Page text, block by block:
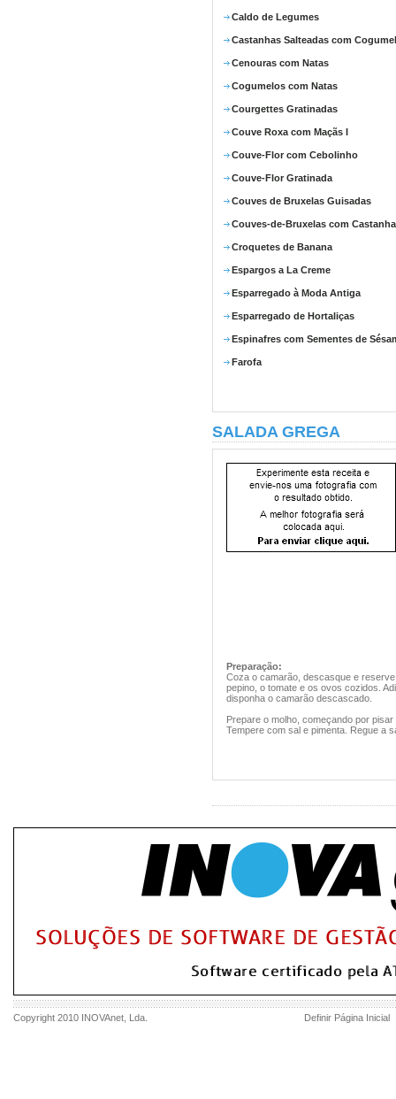
Caldo de Legumes
Castanhas Salteadas com
Cenouras com Natas
Cogumelos com Natas
Courgettes Gratinadas
Couve Roxa com Maçãs I
Couve-Flor com Cebolinho
Couve-Flor Gratinada
Couves de Bruxelas Guisadas
Couves-de-Bruxelas com
Croquetes de Banana
Espargos a La Creme
Esparregado à Moda Antiga
Esparregado de Hortaliças
Espinafres com Sementes de
Farofa
SALADA GREGA
Preparação:
Coza o camarão, descasque e
pepino, o tomate e os ovos cozidos.
disponha o camarão descascado.
Prepare o molho, começando por
Tempere com sal e pimenta. Regue a
Copyright 2010 INOVAnet , Lda. Definir Página Inicial